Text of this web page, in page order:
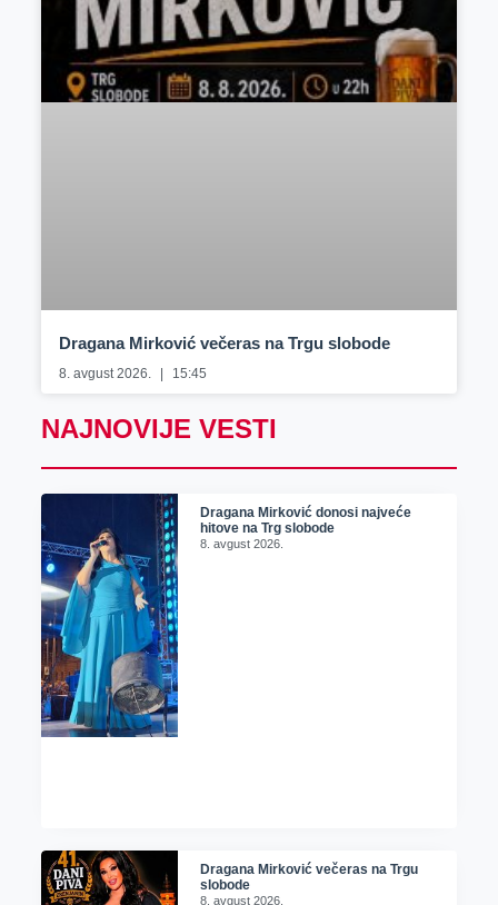
Dragana Mirković večeras na Trgu slobode
8. avgust 2026. 15:45
NAJNOVIJE VESTI
Dragana Mirković donosi najveće
hitove na Trg slobode
8. avgust 2026.
Dragana Mirković večeras na Trgu
slobode
8. avgust 2026.